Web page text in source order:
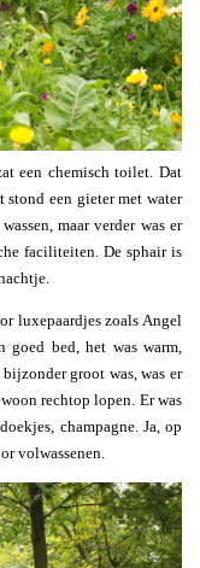
een chemisch toilet. Dat
stond een gieter met water
maar verder was er
faciliteiten. De sphair is
luxepaardjes zoals Angel
goed bed, het was warm,
groot was, was er
rechtop lopen. Er was
champagne. Ja, op
volwassenen.